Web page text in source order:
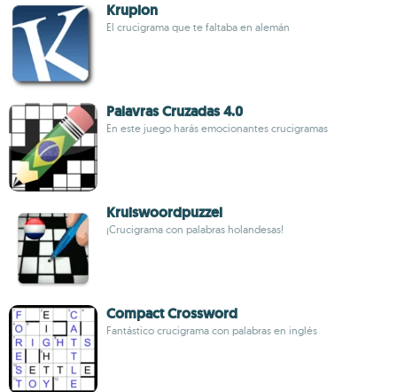
Krupion
El crucigrama que te faltaba en alemán
Palavras Cruzadas 4.0
En este juego harás emocionantes crucigramas
Kruiswoordpuzzel
¡Crucigrama con palabras holandesas!
Compact Crossword
Fantástico crucigrama con palabras en inglés